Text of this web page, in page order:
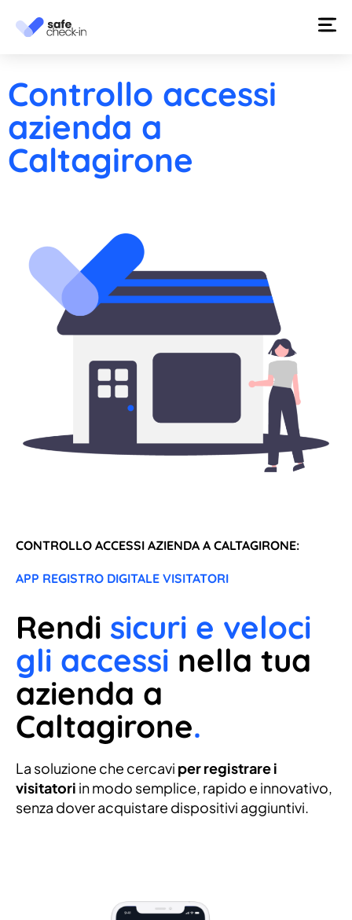
Controllo accessi
azienda a
Caltagirone
CONTROLLO ACCESSI AZIENDA A CALTAGIRONE:
APP REGISTRO DIGITALE VISITATORI
Rendi sicuri e veloci
gli accessi nella tua
azienda a
Caltagirone.
La soluzione che cercavi per registrare i
visitatori in modo semplice, rapido e innovativo,
senza dover acquistare dispositivi aggiuntivi.